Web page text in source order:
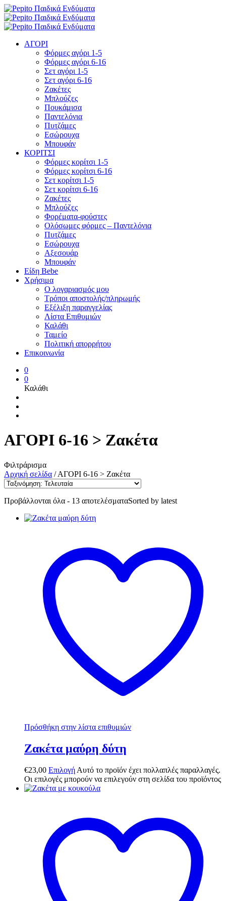
ΑΓΟΡΙ
Φόρμες αγόρι 1-5
Φόρμες αγόρι 6-16
Σετ αγόρι 1-5
Σετ αγόρι 6-16
Ζακέτες
Μπλούζες
Πουκάμισα
Παντελόνια
Πυτζάμες
Εσώρουχα
Μπουφάν
ΚΟΡΙΤΣΙ
Φόρμες κορίτσι 1-5
Φόρμες κορίτσι 6-16
Σετ κορίτσι 1-5
Σετ κορίτσι 6-16
Ζακέτες
Μπλούζες
Φορέματα-φούστες
Ολόσωμες φόρμες – Παντελόνια
Πυτζάμες
Εσώρουχα
Αξεσουάρ
Μπουφάν
Είδη Bebe
Χρήσιμα
Ο λογαριασμός μου
Τρόποι αποστολής/πληρωμής
Εξέλιξη παραγγελίας
Λίστα Επιθυμιών
Καλάθι
Ταμείο
Πολιτική απορρήτου
Επικοινωνία
0
0
Καλάθι
ΑΓΟΡΙ 6-16 > Ζακέτα
Φιλτράρισμα
Αρχική σελίδα /ΑΓΟΡΙ 6-16 > Ζακέτα
Προβάλλονται όλα - 13 αποτελέσματαSorted by latest
Πρόσθήκη στην λίστα επιθυμιών
Ζακέτα μαύρη δύτη
€23,00 Επιλογή Αυτό το προϊόν έχει πολλαπλές παραλλαγές.
Οι επιλογές μπορούν να επιλεγούν στη σελίδα του προϊόντος